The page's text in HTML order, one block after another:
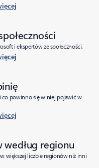
i ekspertów ze społeczności.
co powinno się w niej pojawić w
regionu
większej liczbie regionów niż inni